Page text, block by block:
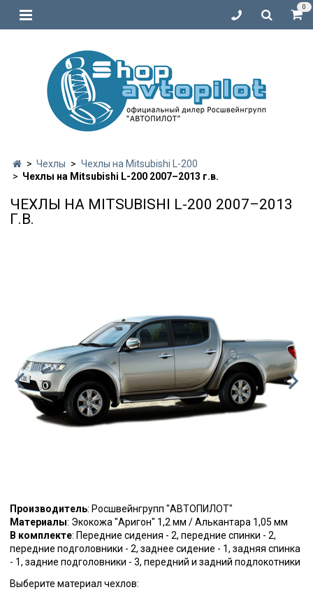
0
Чехлы
Чехлы на Mitsubishi L-200
Чехлы на Mitsubishi L-200 2007–2013 г.в.
ЧЕХЛЫ НА MITSUBISHI L-200 2007–2013
Г.В.
Производитель: Росшвейнгрупп "АВТОПИЛОТ"
Материалы: Экокожа "Аригон" 1,2 мм / Алькантара 1,05 мм
В комплекте: Передние сидения - 2, передние спинки - 2,
передние подголовники - 2, заднее сидение - 1, задняя спинка
- 1, задние подголовники - 3, передний и задний подлокотники
Выберите материал чехлов: